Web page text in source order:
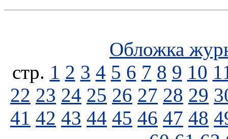
Обложка
стp. 1 2 3 4 5 6 7 8 9 10
22 23 24 25 26 27 28 29
41 42 43 44 45 46 47 48